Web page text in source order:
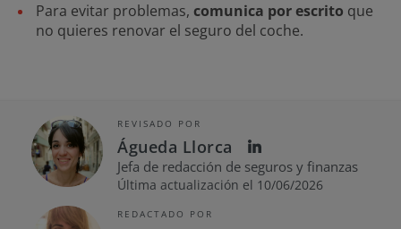
Para evitar problemas, comunica por escrito que
no quieres renovar el seguro del coche.
REVISADO POR
Águeda Llorca
Jefa de redacción de seguros y finanzas
Última actualización el 10/06/2026
REDACTADO POR